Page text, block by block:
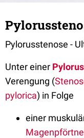
Pylorusstenose -
Unter einer
Verengung (
pylorica) in Folge
einer